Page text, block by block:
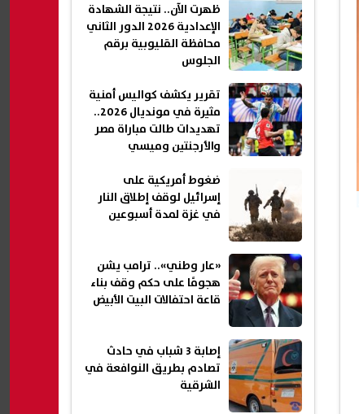
ظهرت الآن.. نتيجة الشهادة
الإعدادية 2026 الدور الثاني
محافظة القليوبية برقم
الجلوس
تقرير يكشف كواليس أمنية
مثيرة في مونديال 2026..
تهديدات طالت مباراة مصر
والأرجنتين وميسي
ضغوط أمريكية على
إسرائيل لوقف إطلاق النار
في غزة لمدة أسبوعين
«عار وطني».. ترامب يشن
هجومًا على حكم وقف بناء
قاعة احتفالات البيت الأبيض
إصابة 3 شباب في حادث
تصادم بطريق النوافعة في
الشرقية